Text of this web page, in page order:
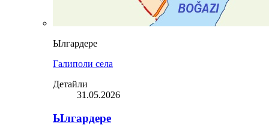
Ылгардере
Галиполи села
Детайли
31.05.2026
Ылгардере